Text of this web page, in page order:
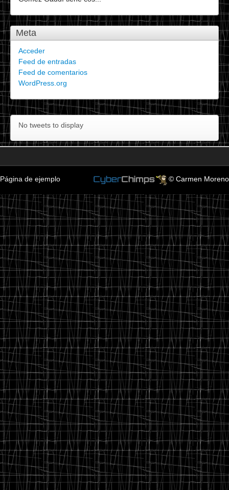
Meta
Acceder
Feed de entradas
Feed de comentarios
WordPress.org
No tweets to display
Página de ejemplo © Carmen Moreno